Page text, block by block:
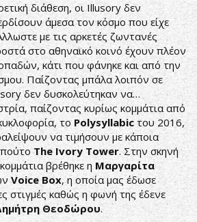
διάθεση, οι Illusory δεν
άμεσα τον κόσμο που είχε
με τις αρκετές ζωντανές
στο αθηναϊκό κοινό έχουν πλέον
κάτι που φάνηκε και από την
Παίζοντας μπάλα λοιπόν σε
δεν δυσκολεύτηκαν να…
παίζοντας κυρίως κομμάτια από
το Polysyllabic του 2016,
να τιμήσουν με κάποια
The Ivory Tower. Στην σκηνή
βρέθηκε ηΜαργαρίτα
Voice Box, η οποία μας έδωσε
στιγμές καθώς η φωνή της έδενε
Θεοδώρου.